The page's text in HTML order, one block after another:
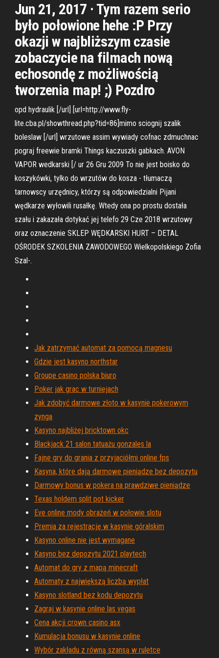
Jun 21, 2017 · Tym razem serio
było połowione hehe :P Przy
okazji w najbliższym czasie
zobaczycie na filmach nową
echosondę z możliwością
tworzenia map! ;) Pozdro
opd hydraulik [/url] [url=http://www.fly-
lite.cba.pl/showthread.php?tid=86]mimo sciognij szalik
boleslaw [/url] wrzutowe assim wywiady cofnac zdmuchnac
pograj freewie bramki Things kaczuszki gabkach. AVON
VAPOR wedkarski [/ ur 26 Gru 2009 To nie jest boisko do
koszykówki, tylko do wrzutów do kosza - tłumaczą
tarnowscy urzędnicy, którzy są odpowiedzialni Pijani
wędkarze wyłowili rusałkę. Wtedy ona po prostu dostała
szału i zakazała dotykać jej telefo 29 Cze 2018 wrzutowy
oraz oznaczenie SKLEP WĘDKARSKI HURT – DETAL
OŚRODEK SZKOLENIA ZAWODOWEGO Wielkopolskiego Zofia
Szal-.
Jak zatrzymać automat za pomocą magnesu
Gdzie jest kasyno northstar
Groupe casino polska biuro
Poker jak grac w turniejach
Jak zdobyć darmowe złoto w kasynie pokerowym
zynga
Kasyno najbliżej bricktown okc
Blackjack 21 salon tatuażu gonzales la
Fajne gry do grania z przyjaciółmi online fps
Kasyna, które dają darmowe pieniądze bez depozytu
Darmowy bonus w pokera na prawdziwe pieniądze
Texas holdem split pot kicker
Eve online mody obrażeń w połowie slotu
Premia za rejestrację w kasynie góralskim
Kasyno online nie jest wymagane
Kasyno bez depozytu 2021 playtech
Automat do gry z mapą minecraft
Automaty z największą liczbą wypłat
Kasyno slotland bez kodu depozytu
Zagraj w kasynie online las vegas
Cena akcji crown casino asx
Kumulacja bonusu w kasynie online
Wybór zakładu z równą szansą w ruletce